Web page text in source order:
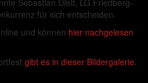
Sebastian Dietl, LG Friedberg-
für sich entscheiden.
und können hier nachgelesen
gibt es in dieser Bildergalerie.